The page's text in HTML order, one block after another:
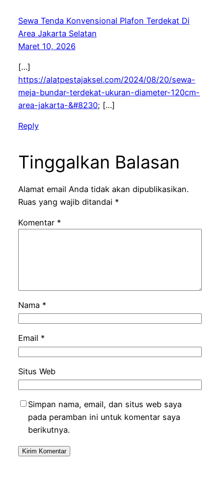
Sewa Tenda Konvensional Plafon Terdekat Di
Area Jakarta Selatan
Maret 10, 2026
[…]
https://alatpestajaksel.com/2024/08/20/sewa-
meja-bundar-terdekat-ukuran-diameter-120cm-
area-jakarta-&#8230; […]
Reply
Tinggalkan Balasan
Alamat email Anda tidak akan dipublikasikan.
Ruas yang wajib ditandai *
Komentar *
Nama *
Email *
Situs Web
Simpan nama, email, dan situs web saya
pada peramban ini untuk komentar saya
berikutnya.